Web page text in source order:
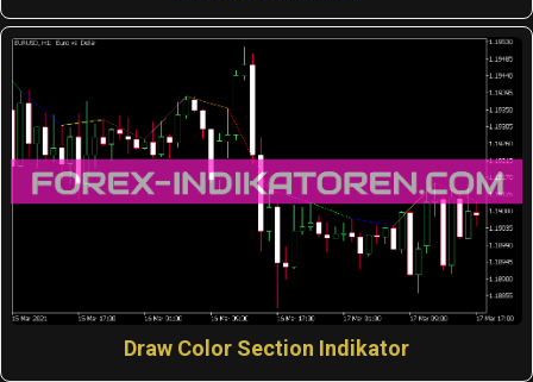
Draw Color Section Indikator